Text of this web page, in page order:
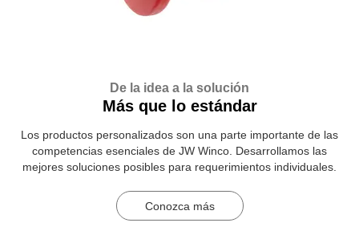
De la idea a la solución
Más que lo estándar
Los productos personalizados son una parte importante de las
competencias esenciales de JW Winco. Desarrollamos las
mejores soluciones posibles para requerimientos individuales.
Conozca más